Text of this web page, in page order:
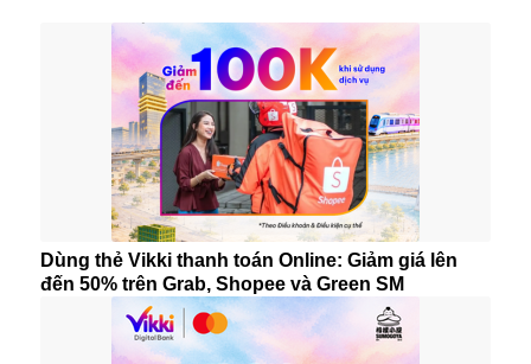
Dùng thẻ Vikki thanh toán Online: Giảm giá lên
đến 50% trên Grab, Shopee và Green SM